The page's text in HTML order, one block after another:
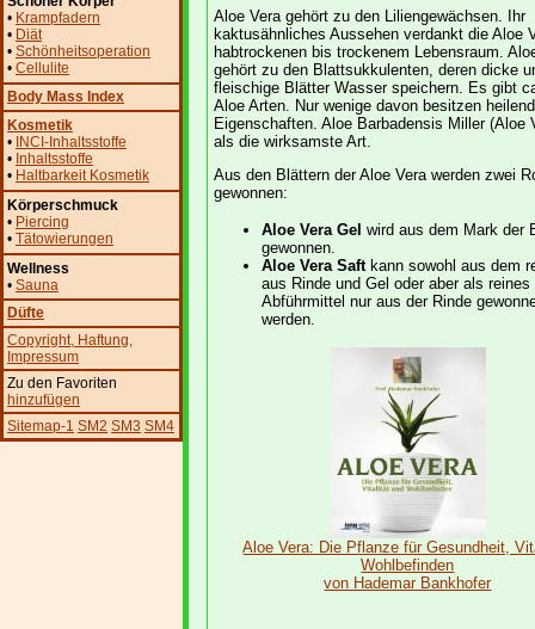
Aloe Vera gehört zu den Liliengewächsen. Ihr
kaktusähnliches Aussehen verdankt die Aloe
habtrockenen bis trockenem Lebensraum.
gehört zu den Blattsukkulenten, deren dicke
fleischige Blätter Wasser speichern. Es gibt
Aloe Arten. Nur wenige davon besitzen
Eigenschaften. Aloe Barbadensis Miller (Aloe
als die wirksamste Art.
Aus den Blättern der Aloe Vera werden zwei
gewonnen:
Aloe Vera Gel wird aus dem Mark der
gewonnen.
Aloe Vera Saftkann sowohl aus dem
aus Rinde und Gel oder aber als reines
Abführmittel nur aus der Rinde
werden.
Aloe Vera: Die Pflanze für Gesundheit,
Wohlbefinden
von Hademar Bankhofer
• Krampfadern
• Diät
• Schönheitsoperation
• Cellulite
Body Mass Index
Kosmetik
• INCI-Inhaltsstoffe
• Inhaltsstoffe
• Haltbarkeit Kosmetik
Körperschmuck
• Piercing
• Tätowierungen
Wellness
• Sauna
Düfte
Copyright, Haftung,
Impressum
Zu den Favoriten
hinzufügen
Sitemap-1 SM2 SM3 SM4